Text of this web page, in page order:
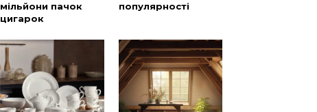
мільйони пачок
цигарок
популярності